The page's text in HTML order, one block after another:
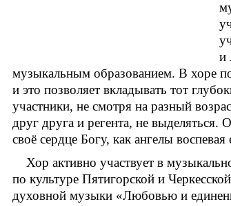
и
музыкальным образованием. В хоре
и это позволяет вкладывать тот
участники, не смотря на разный
друг друга и регента, не выделяться.
своё сердце Богу, как ангелы
Хор активно участвует в
по культуре Пятигорской и
духовной музыки «Любовью и